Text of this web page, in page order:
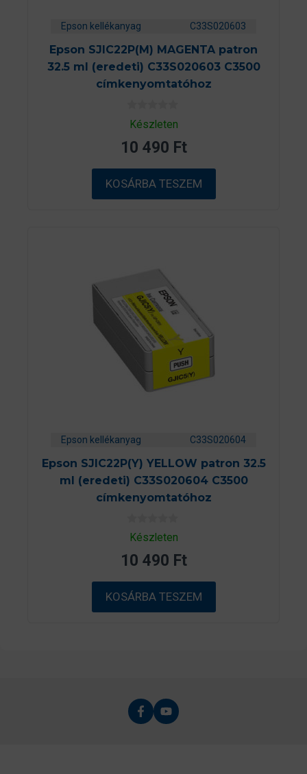
Epson kellékanyag C33S020603
Epson SJIC22P(M) MAGENTA patron
32.5 ml (eredeti) C33S020603 C3500
címkenyomtatóhoz
0
a
b
ő
l
Készleten
10 490 Ft
KOSÁRBA TESZEM
Epson kellékanyag C33S020604
Epson SJIC22P(Y) YELLOW patron 32.5
ml (eredeti) C33S020604 C3500
címkenyomtatóhoz
0
a
5
b
ő
l
Készleten
10 490 Ft
KOSÁRBA TESZEM